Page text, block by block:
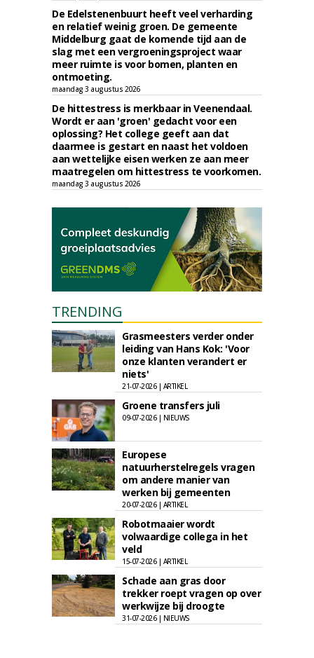
De Edelstenenbuurt heeft veel verharding
en relatief weinig groen. De gemeente
Middelburg gaat de komende tijd aan de
slag met een vergroeningsproject waar
meer ruimte is voor bomen, planten en
ontmoeting.
maandag 3 augustus 2026
De hittestress is merkbaar in Veenendaal.
Wordt er aan 'groen' gedacht voor een
oplossing? Het college geeft aan dat
daarmee is gestart en naast het voldoen
aan wettelijke eisen werken ze aan meer
maatregelen om hittestress te voorkomen.
maandag 3 augustus 2026
TRENDING
Grasmeesters verder onder
leiding van Hans Kok: 'Voor
onze klanten verandert er
niets'
21-07-2026 | ARTIKEL
Groene transfers juli
09-07-2026 | NIEUWS
Europese
natuurherstelregels vragen
om andere manier van
werken bij gemeenten
20-07-2026 | ARTIKEL
Robotmaaier wordt
volwaardige collega in het
veld
15-07-2026 | ARTIKEL
Schade aan gras door
trekker roept vragen op over
werkwijze bij droogte
31-07-2026 | NIEUWS